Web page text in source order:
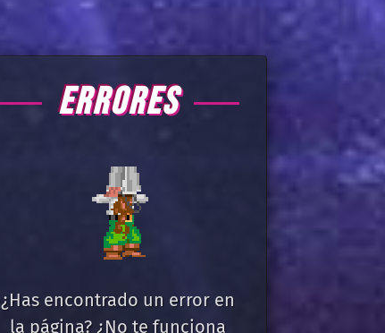
ERRORES
¿Has encontrado un error en
la página? ¿No te funciona